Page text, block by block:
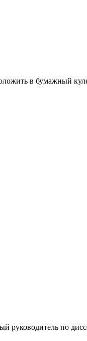
в бумажный
руководитель по